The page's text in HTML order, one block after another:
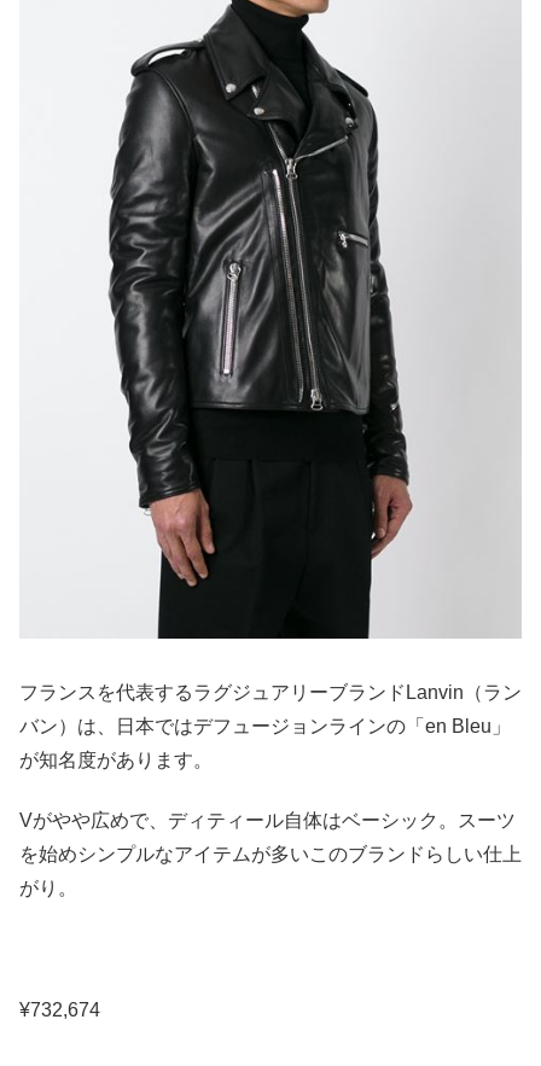
フランスを代表するラグジュアリーブランドLanvin（ラン
バン）は、日本ではデフュージョンラインの「en Bleu」
が知名度があります。
Vがやや広めで、ディティール自体はベーシック。スーツ
を始めシンプルなアイテムが多いこのブランドらしい仕上
がり。
¥732,674